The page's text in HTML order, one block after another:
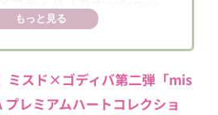
ディバ「プラリネショ
ディバ「キャラメルシ
もっと見る
ミスド×ゴディバ第二弾「mis
レミアムハートコレクショ